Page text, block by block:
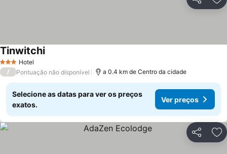
Partilhar
3 EstrelasHotel
Tinwitchi
/ Pontuação não disponível a 0.4 km de Centro da cidade
Selecione as datas para ver os preços
exatos.
Ver preços
Partilhar